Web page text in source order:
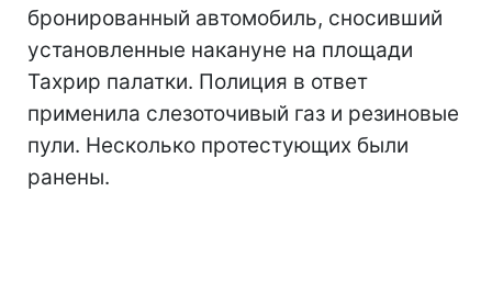
бронированный автомобиль, сносивший
установленные накануне на площади
Тахрир палатки. Полиция в ответ
применила слезоточивый газ и резиновые
пули. Несколько протестующих были
ранены.